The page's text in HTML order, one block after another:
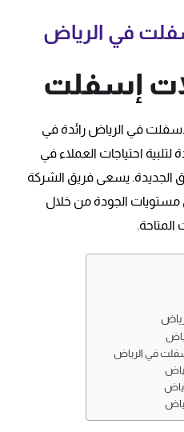
في الرياض
إسفلت
في الرياض رائدة في
لتلبية احتياجات العملاء في
الجديدة. يسعى فريق الشركة
مستويات الجودة من خلال
المتاحة.
في الرياض